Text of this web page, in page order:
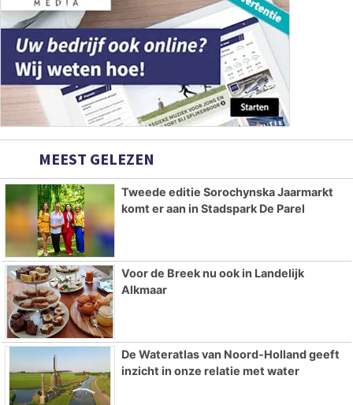
MEEST GELEZEN
Tweede editie Sorochynska Jaarmarkt
komt er aan in Stadspark De Parel
Voor de Breek nu ook in Landelijk
Alkmaar
De Wateratlas van Noord-Holland geeft
inzicht in onze relatie met water